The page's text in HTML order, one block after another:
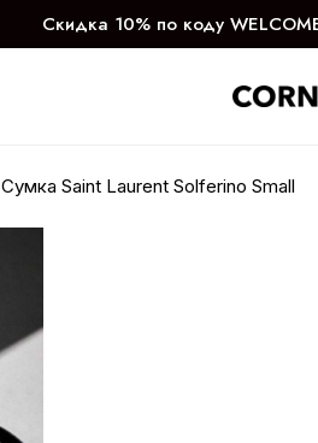
Скидка 10% по коду
Сумка Saint Laurent Solferino Small